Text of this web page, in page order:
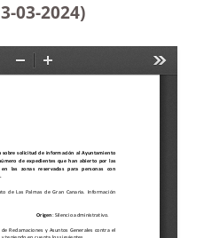
03-2024)